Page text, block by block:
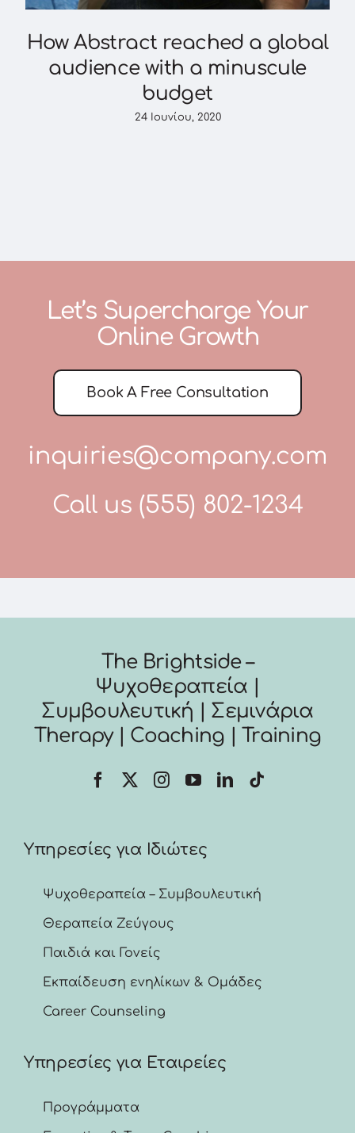
How Abstract reached a global
audience with a minuscule
budget
24 Ιουνίου, 2020
Let’s Supercharge Your
Online Growth
Book A Free Consultation
inquiries@company.com
Call us (555) 802-1234
The Brightside –
Ψυχοθεραπεία |
Συμβουλευτική | Σεμινάρια
Therapy | Coaching | Training
Υπηρεσίες για Ιδιώτες
Ψυχοθεραπεία – Συμβουλευτική
Θεραπεία Ζεύγους
Παιδιά και Γονείς
Εκπαίδευση ενηλίκων & Ομάδες
Career Counseling
Υπηρεσίες για Εταιρείες
Προγράμματα